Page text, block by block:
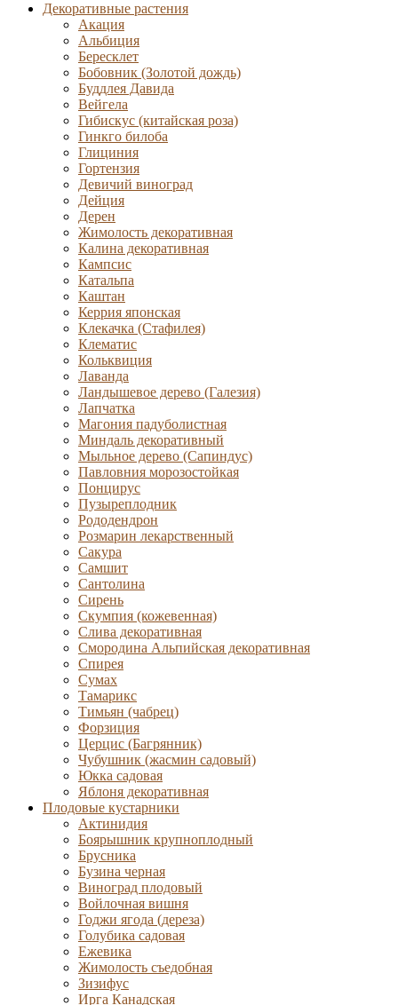
Декоративные растения
Акация
Альбиция
Бересклет
Бобовник (Золотой дождь)
Буддлея Давида
Вейгела
Гибискус (китайская роза)
Гинкго билоба
Глициния
Гортензия
Девичий виноград
Дейция
Дерен
Жимолость декоративная
Калина декоративная
Кампсис
Катальпа
Каштан
Керрия японская
Клекачка (Стафилея)
Клематис
Кольквиция
Лаванда
Ландышевое дерево (Галезия)
Лапчатка
Магония падуболистная
Миндаль декоративный
Мыльное дерево (Сапиндус)
Павловния морозостойкая
Понцирус
Пузыреплодник
Рододендрон
Розмарин лекарственный
Сакура
Самшит
Сантолина
Сирень
Скумпия (кожевенная)
Слива декоративная
Смородина Альпийская декоративная
Спирея
Сумах
Тамарикс
Тимьян (чабрец)
Форзиция
Церцис (Багрянник)
Чубушник (жасмин садовый)
Юкка садовая
Яблоня декоративная
Плодовые кустарники
Актинидия
Боярышник крупноплодный
Брусника
Бузина черная
Виноград плодовый
Войлочная вишня
Годжи ягода (дереза)
Голубика садовая
Ежевика
Жимолость съедобная
Зизифус
Ирга Канадская